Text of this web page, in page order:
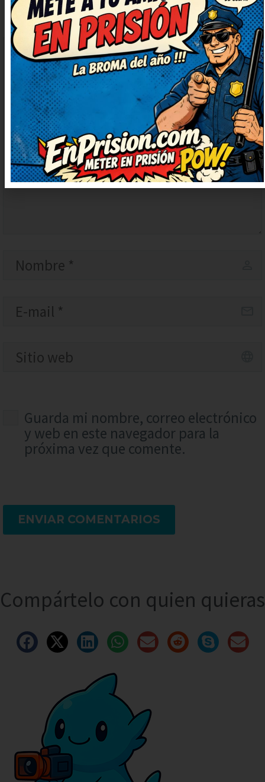
Guarda mi nombre, correo electrónico
y web en este navegador para la
próxima vez que comente.
ENVIAR COMENTARIOS
Compártelo con quien quieras